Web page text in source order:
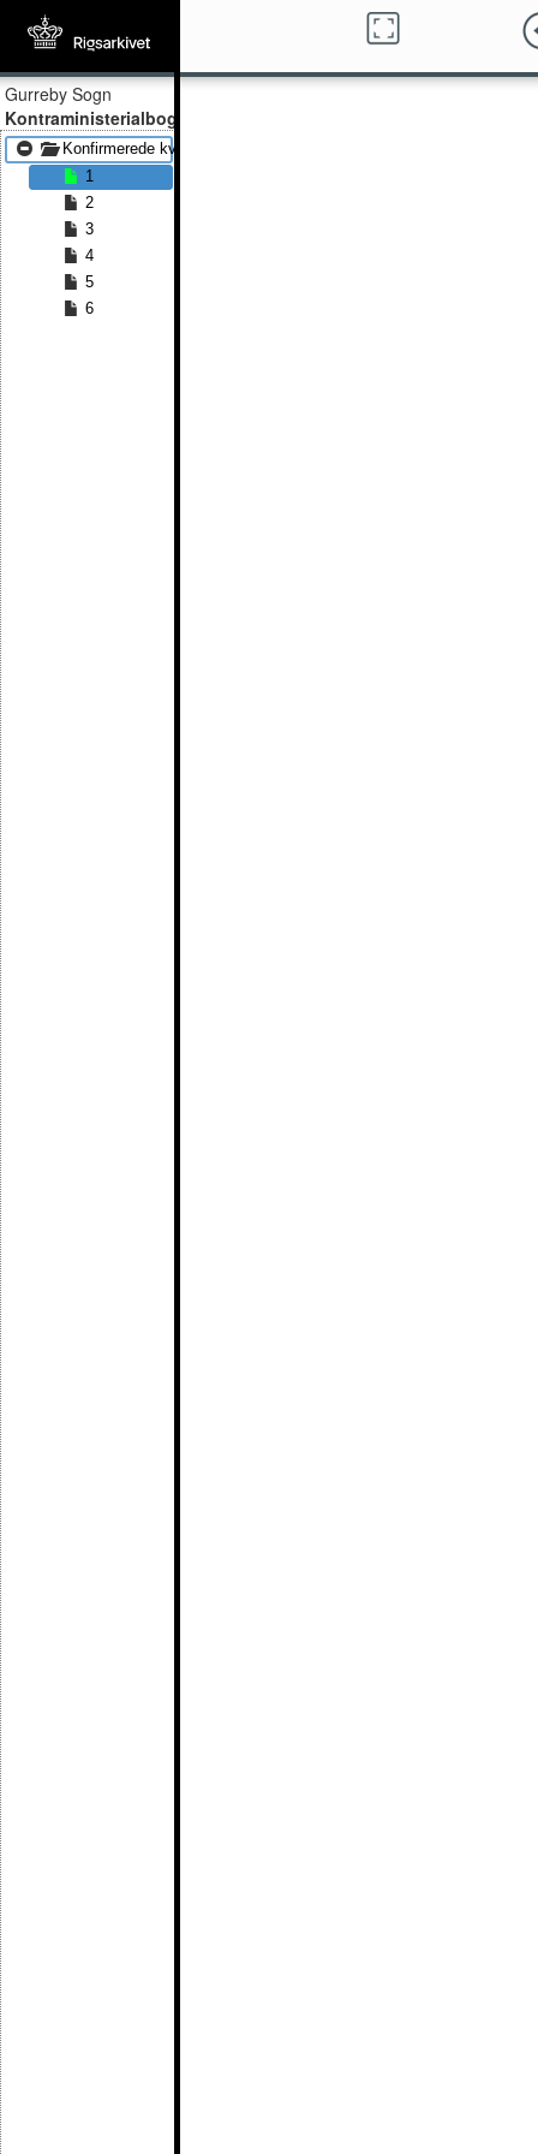
Gurreby Sogn
Kontraministerialbog
Konfirmerede kvinder 1876 - Konfirmerede kvinder 1891
1
2
3
4
5
6